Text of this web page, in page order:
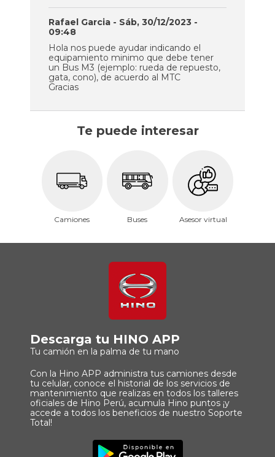
Rafael Garcia - Sáb, 30/12/2023 -
09:48
Hola nos puede ayudar indicando el
equipamiento minimo que debe tener
un Bus M3 (ejemplo: rueda de repuesto,
gata, cono), de acuerdo al MTC
Gracias
Te puede interesar
Camiones Buses Asesor virtual
Descarga tu HINO APP
Tu camión en la palma de tu mano
Con la Hino APP administra tus camiones desde
tu celular, conoce el historial de los servicios de
mantenimiento que realizas en todos los talleres
oficiales de Hino Perú, acumula Hino puntos ¡y
accede a todos los beneficios de nuestro Soporte
Total!
Imagen
Principal